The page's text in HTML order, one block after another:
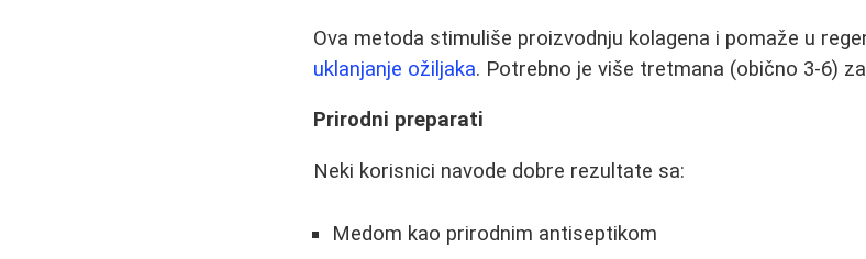
Ova metoda stimuliše proizvodnju kolagena i pomaže u
uklanjanje ožiljaka. Potrebno je više tretmana (obično 3-6)
Prirodni preparati
Neki korisnici navode dobre rezultate sa:
Medom kao prirodnim antiseptikom